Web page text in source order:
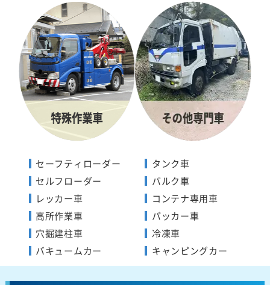
セーフティローダー
セルフローダー
レッカー車
高所作業車
穴掘建柱車
バキュームカー
タンク車
バルク車
コンテナ専用車
パッカー車
冷凍車
キャンピングカー